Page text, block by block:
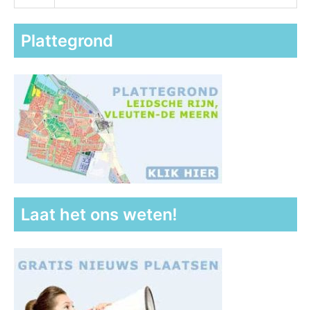
Plattegrond
Laat het ons weten!